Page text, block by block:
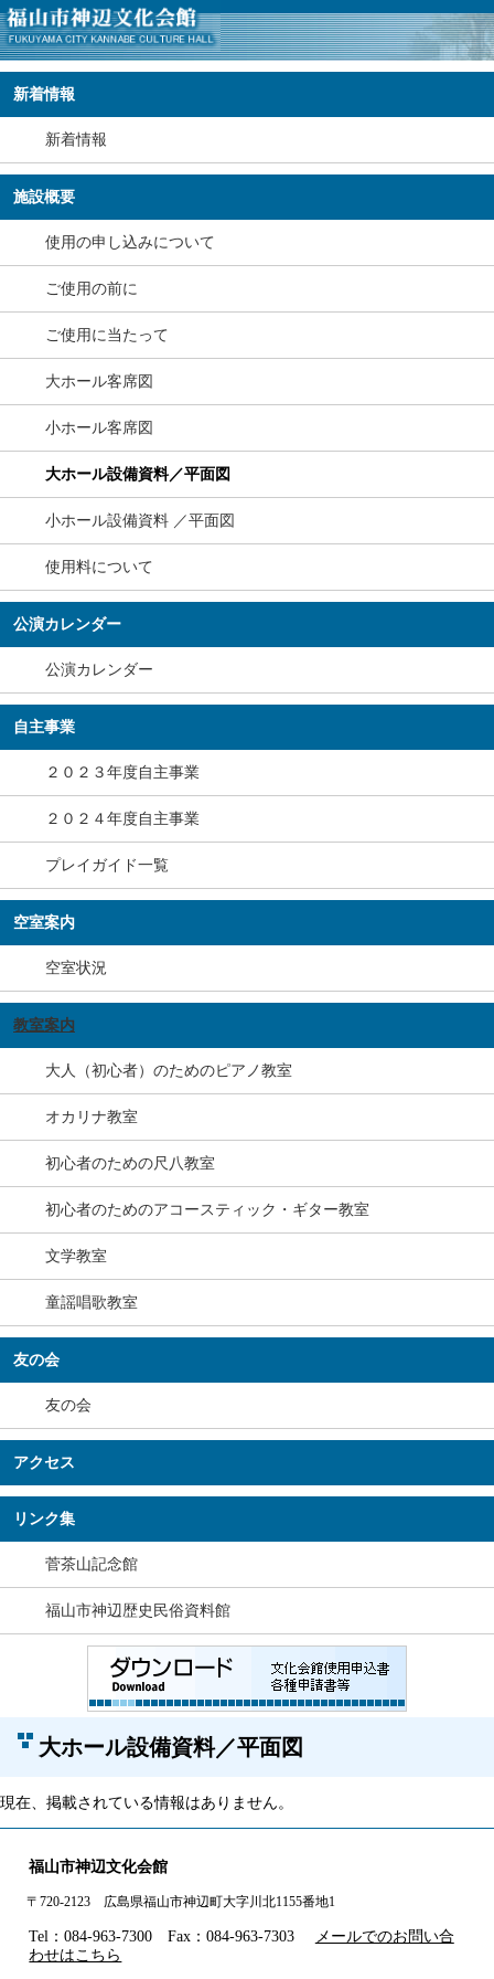
新着情報
新着情報
施設概要
使用の申し込みについて
ご使用の前に
ご使用に当たって
大ホール客席図
小ホール客席図
大ホール設備資料／平面図
小ホール設備資料 ／平面図
使用料について
公演カレンダー
公演カレンダー
自主事業
２０２３年度自主事業
２０２４年度自主事業
プレイガイド一覧
空室案内
空室状況
教室案内
大人（初心者）のためのピアノ教室
オカリナ教室
初心者のための尺八教室
初心者のためのアコースティック・ギター教室
文学教室
童謡唱歌教室
友の会
友の会
アクセス
リンク集
菅茶山記念館
福山市神辺歴史民俗資料館
大ホール設備資料／平面図
現在、掲載されている情報はありません。
福山市神辺文化会館
〒720-2123 広島県福山市神辺町大字川北1155番地1
Tel：084-963-7300 Fax：084-963-7303
メールでのお問い合
わせはこちら